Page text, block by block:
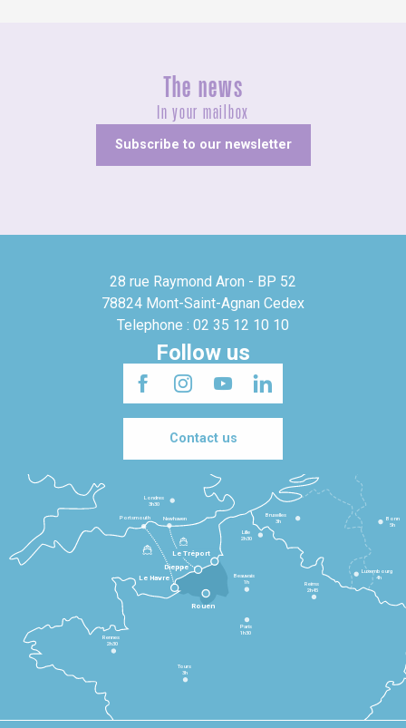
The news
In your mailbox
Subscribe to our newsletter
28 rue Raymond Aron - BP 52
78824 Mont-Saint-Agnan Cedex
Telephone : 02 35 12 10 10
Follow us
Contact us
Le Havre
Dieppe
Le Tréport
Rennes
2h30
Tours
3h
Paris
1h30
Beauvais
1h
Reims
2h45
Lille
2h30
Bruxelles
3h
Londres
3h30
Newhaven
Portsmouth
Bonn
5h
Luxembourg
4h
Rouen